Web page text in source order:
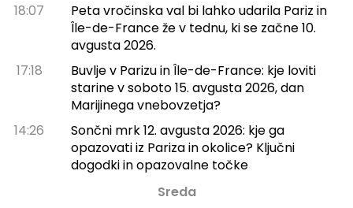
18:07
Peta vročinska val bi lahko udarila Pariz in
Île-de-France že v tednu, ki se začne 10.
avgusta 2026.
17:18
Buvlje v Parizu in Île-de-France: kje loviti
starine v soboto 15. avgusta 2026, dan
Marijinega vnebovzetja?
14:26
Sončni mrk 12. avgusta 2026: kje ga
opazovati iz Pariza in okolice? Ključni
dogodki in opazovalne točke
Sreda